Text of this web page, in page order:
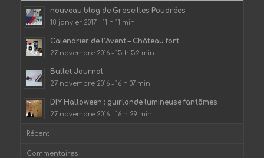
nouveau blog de Groseilles Poudrées
18 janvier 2017 - 11 h 11 min
Calendrier de l’Avent – Château fort
27 novembre 2016 - 15 h 52 min
Bullet Journal
27 novembre 2016 - 16 h 07 min
DIY Halloween : guirlande lumineuse fantômes
27 novembre 2016 - 16 h 29 min
Récent
Commentaires